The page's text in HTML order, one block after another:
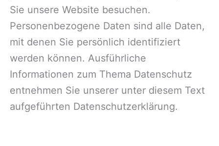
Sie unsere Website besuchen.
Personenbezogene Daten sind alle Daten,
mit denen Sie persönlich identifiziert
werden können. Ausführliche
Informationen zum Thema Datenschutz
entnehmen Sie unserer unter diesem Text
aufgeführten Datenschutzerklärung.